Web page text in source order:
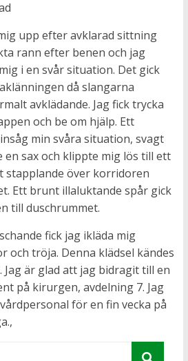
upp efter avklarad sittning
rann efter benen och jag
i en svår situation. Det gick
då slangarna
avklädande. Jag fick trycka
och be om hjälp. Ett
min svåra situation, svagt
en sax och klippte mig lös till ett
stapplande över korridoren
Ett brunt illaluktande spår gick
till duschrummet.
fick jag ikläda mig
och tröja. Denna klädsel kändes
är glad att jag bidragit till en
på kirurgen, avdelning 7. Jag
för en fin vecka på